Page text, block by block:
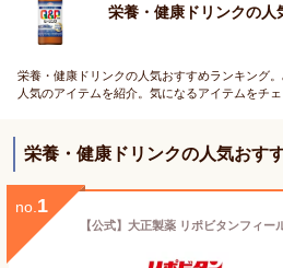
栄養・健康ドリンクの人
栄養・健康ドリンクの人気おすすめランキング
人気のアイテムを紹介。気になるアイテムをチェ
栄養・健康ドリンクの人気おす
no. 1